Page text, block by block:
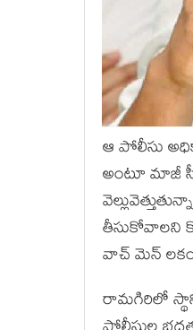
ఆ పోలీసు
అంటూ మాజీ
తీసుకోవాలని
వాచ్ మెన్
రామగిరిలో